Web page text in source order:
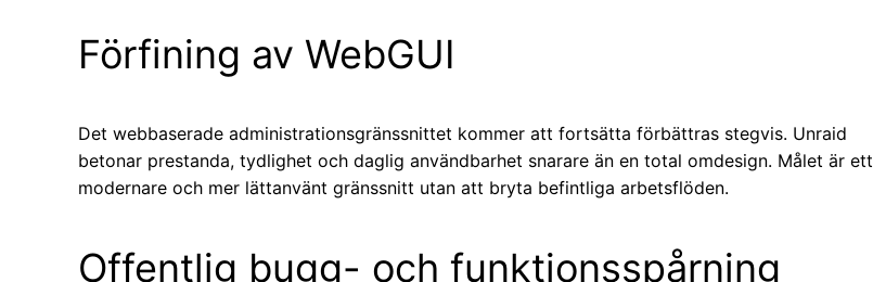
Förfining av WebGUI
Det webbaserade administrationsgränssnittet kommer att fortsätta förbättras stegvis. Unraid
betonar prestanda, tydlighet och daglig användbarhet snarare än en total omdesign. Målet är ett
modernare och mer lättanvänt gränssnitt utan att bryta befintliga arbetsflöden.
Offentlig bugg- och funktionsspårning